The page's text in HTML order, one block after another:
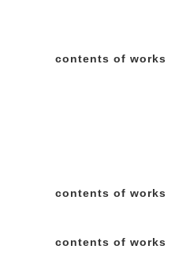
contents of works
contents of works
contents of works